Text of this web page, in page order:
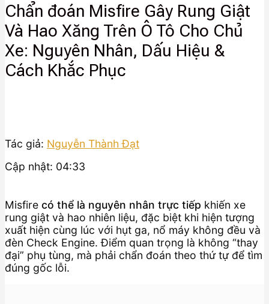
Chẩn đoán Misfire Gây Rung Giật
Và Hao Xăng Trên Ô Tô Cho Chủ
Xe: Nguyên Nhân, Dấu Hiệu &
Cách Khắc Phục
Tác giả: Nguyễn Thành Đạt
Cập nhật: 04:33
Misfire có thể là nguyên nhân trực tiếp khiến xe
rung giật và hao nhiên liệu, đặc biệt khi hiện tượng
xuất hiện cùng lúc với hụt ga, nổ máy không đều và
đèn Check Engine. Điểm quan trọng là không “thay
đại” phụ tùng, mà phải chẩn đoán theo thứ tự để tìm
đúng gốc lỗi.